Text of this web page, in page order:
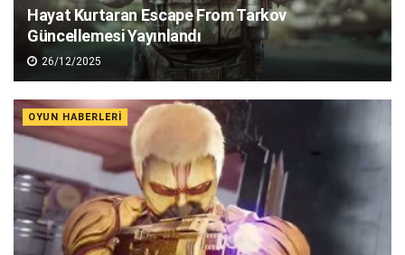
Hayat Kurtaran Escape From Tarkov
Güncellemesi Yayınlandı
26/12/2025
OYUN HABERLERI